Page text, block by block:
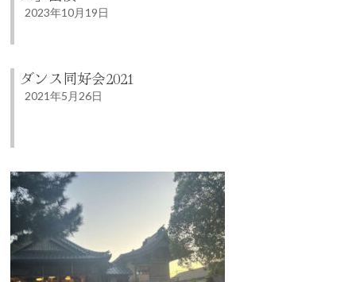
2023年10月19日
ダンス同好会2021
2021年5月26日